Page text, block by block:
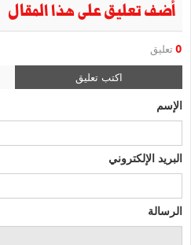
أضف تعليق على هذا المقال
0 تعليق
اكتب تعليق
الإسم
البريد الإلكتروني
الرسالة